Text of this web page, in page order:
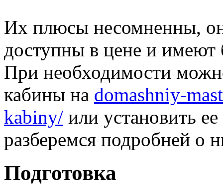
Их плюсы несомненны,
доступны в цене и имеют
При необходимости
кабины на domashniy-
kabiny/ или установить
разберемся подробней о
Подготовка